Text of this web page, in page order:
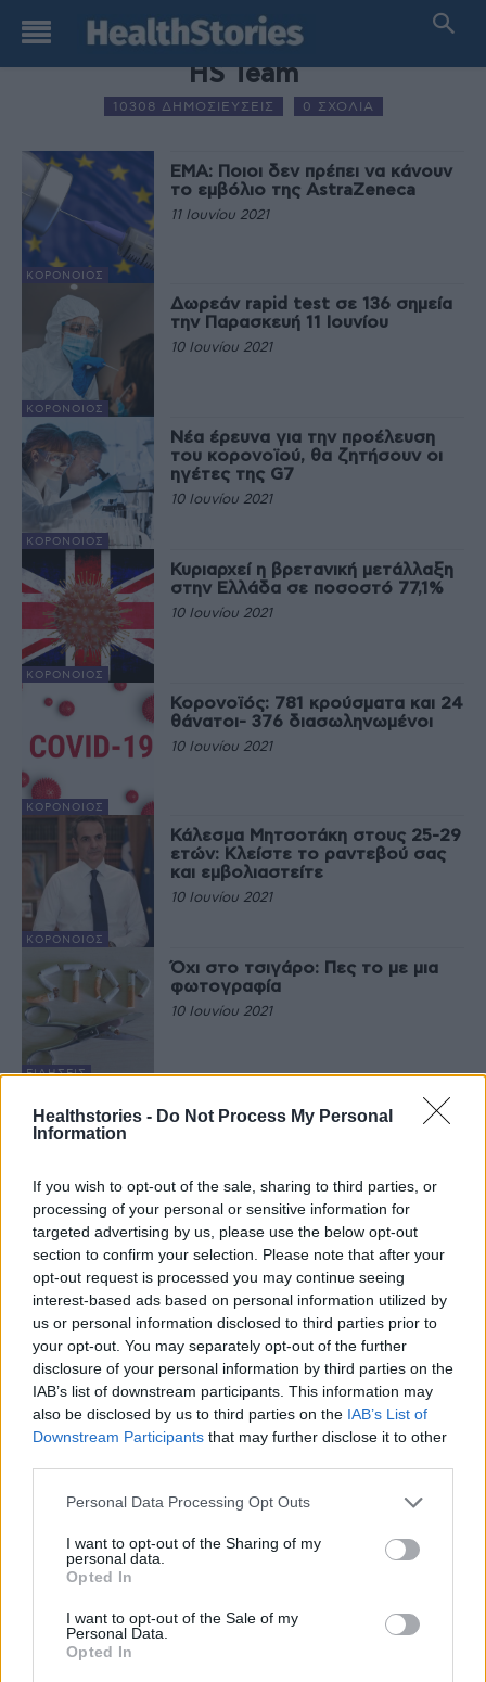
Healthstories - Do Not Process My Personal
Information
If you wish to opt-out of the sale, sharing to third parties, or
processing of your personal or sensitive information for
targeted advertising by us, please use the below opt-out
section to confirm your selection. Please note that after your
opt-out request is processed you may continue seeing
interest-based ads based on personal information utilized by
us or personal information disclosed to third parties prior to
your opt-out. You may separately opt-out of the further
disclosure of your personal information by third parties on the
IAB’s list of downstream participants. This information may
also be disclosed by us to third parties on the IAB’s List of
Downstream Participants that may further disclose it to other
Personal Data Processing Opt Outs
I want to opt-out of the Sharing of my
personal data.
Opted In
I want to opt-out of the Sale of my
Personal Data.
Opted In
AUTHOR NAME
HS Team
10308 ΔΗΜΟΣΙΕΥΣΕΙΣ 0 ΣΧΟΛΙΑ
ΚΟΡΟΝΟΙΌΣ
ΕΜΑ: Ποιοι δεν πρέπει να κάνουν
το εμβόλιο της AstraZeneca
11 Ιουνίου 2021
ΚΟΡΟΝΟΙΌΣ
Δωρεάν rapid test σε 136 σημεία
την Παρασκευή 11 Ιουνίου
10 Ιουνίου 2021
ΚΟΡΟΝΟΙΌΣ
Νέα έρευνα για την προέλευση
του κορονοϊού, θα ζητήσουν οι
ηγέτες της G7
10 Ιουνίου 2021
ΚΟΡΟΝΟΙΌΣ
Κυριαρχεί η βρετανική μετάλλαξη
στην Ελλάδα σε ποσοστό 77,1%
10 Ιουνίου 2021
ΚΟΡΟΝΟΙΌΣ
Κορονοϊός: 781 κρούσματα και 24
θάνατοι- 376 διασωληνωμένοι
10 Ιουνίου 2021
ΚΟΡΟΝΟΙΌΣ
Κάλεσμα Μητσοτάκη στους 25-29
ετών: Κλείστε το ραντεβού σας
και εμβολιαστείτε
10 Ιουνίου 2021
ΕΙΔΉΣΕΙΣ
Όχι στο τσιγάρο: Πες το με μια
φωτογραφία
10 Ιουνίου 2021
ΚΟΡΟΝΟΙΌΣ
εστίαση από 12 Ιουνίου –
ΠΟΕΔΗΝ: Έρευνα για την
κατάσταση των Υγειονομικών
Μονάδων στα νησιά
9 Ιουνίου 2021
ΚΟΡΟΝΟΙΌΣ
Πού θα γίνονται την Πέμπτη 10
Ιουνίου δωρεάν τεστ για τον
κορονοϊό
9 Ιουνίου 2021
Τελευταία Νέα
9 πράγματα που δεν πρέπει να